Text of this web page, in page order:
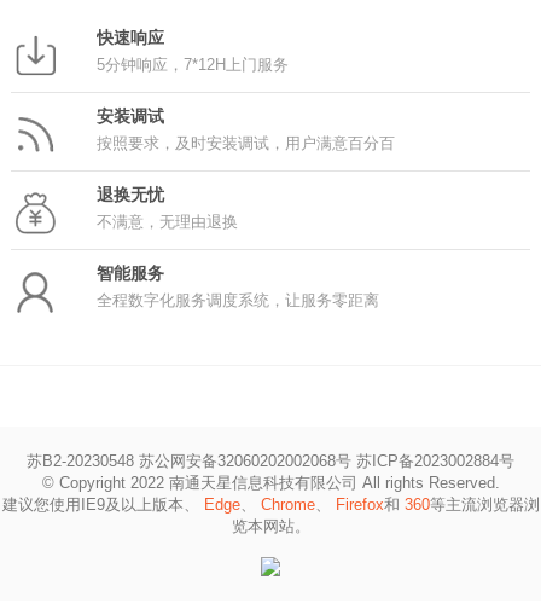
快速响应
5分钟响应，7*12H上门服务
安装调试
按照要求，及时安装调试，用户满意百分百
退换无忧
不满意，无理由退换
智能服务
全程数字化服务调度系统，让服务零距离
苏B2-20230548 苏公网安备32060202002068号 苏ICP备2023002884号
© Copyright 2022 南通天星信息科技有限公司 All rights Reserved.
建议您使用IE9及以上版本、
Edge、 Chrome、 Firefox和 360等主流浏览器浏
览本网站。